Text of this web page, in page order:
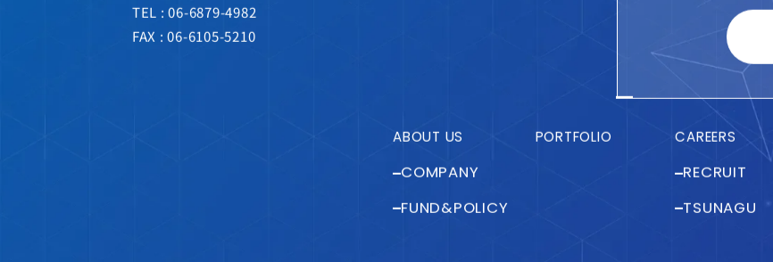
TEL :06-6879-4982
FAX : 06-6105-5210
ABOUT US
COMPANY
FUND&POLICY
PORTFOLIO CAREERS
RECRUIT
TSUNAGU